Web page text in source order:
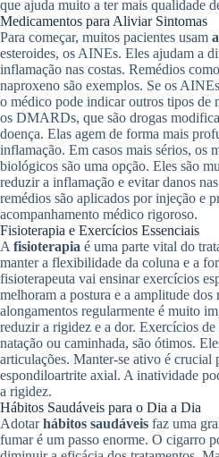
que ajuda muito a ter mais qualidade
Medicamentos para Aliviar Sintomas
Para começar, muitos pacientes usam
esteroides, os AINEs. Eles ajudam a
inflamação nas costas. Remédios
naproxeno são exemplos. Se os
o médico pode indicar outros tipos de
os DMARDs, que são drogas
doença. Elas agem de forma mais
inflamação. Em casos mais sérios, os
biológicos são uma opção. Eles são
reduzir a inflamação e evitar danos
remédios são aplicados por injeção e
acompanhamento médico rigoroso.
Fisioterapia e Exercícios Essenciais
A fisioterapia é uma parte vital do
manter a flexibilidade da coluna e a
fisioterapeuta vai ensinar exercícios
melhoram a postura e a amplitude dos
alongamentos regularmente é muito
reduzir a rigidez e a dor. Exercícios
natação ou caminhada, são ótimos.
articulações. Manter-se ativo é crucial
espondiloartrite axial. A inatividade
a rigidez.
Hábitos Saudáveis para o Dia a Dia
Adotarhábitos saudáveis faz uma
fumar é um passo enorme. O cigarro